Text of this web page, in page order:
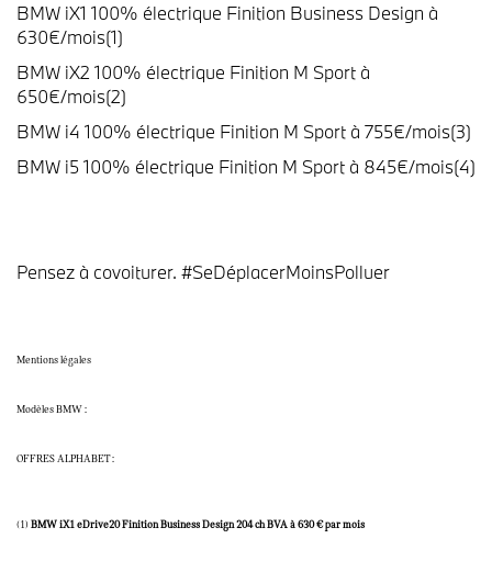
BMW iX1 100% électrique Finition Business Design à
630€/mois(1)
BMW iX2 100% électrique Finition M Sport à
650€/mois(2)
BMW i4 100% électrique Finition M Sport à 755€/mois(3)
BMW i5 100% électrique Finition M Sport à 845€/mois(4)
Pensez à covoiturer. #SeDéplacerMoinsPolluer
Mentions légales
Modèles BMW :
OFFRES ALPHABET :
(1) BMW iX1 eDrive20 Finition Business Design 204 ch BVA à 630 € par mois